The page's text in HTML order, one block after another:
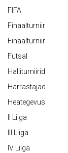
FIFA
Finaalturniir
Finaalturniir
Futsal
Halliturniirid
Harrastajad
Heategevus
II Liiga
III Liiga
IV Liiga